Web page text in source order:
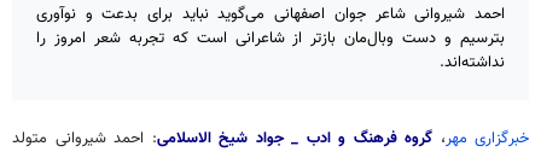
احمد شیروانی شاعر جوان اصفهانی می‌گوید نباید برای بدعت و نوآوری
بترسیم و دست وبال‌مان بازتر از شاعرانی است که تجربه شعر امروز را
نداشته‌اند.
خبرگزاری مهر، گروه فرهنگ و ادب _ جواد شیخ الاسلامی: احمد شیروانی متولد